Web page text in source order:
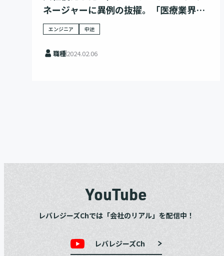
ネージャーに異例の抜擢。「医療業界の
課題解決」に向き合い続ける開発組織と
は。
エンジニア 中途
職種2024.02.06
YouTube
レバレジーズChでは「会社のリアル」を配信中！
レバレジーズCh